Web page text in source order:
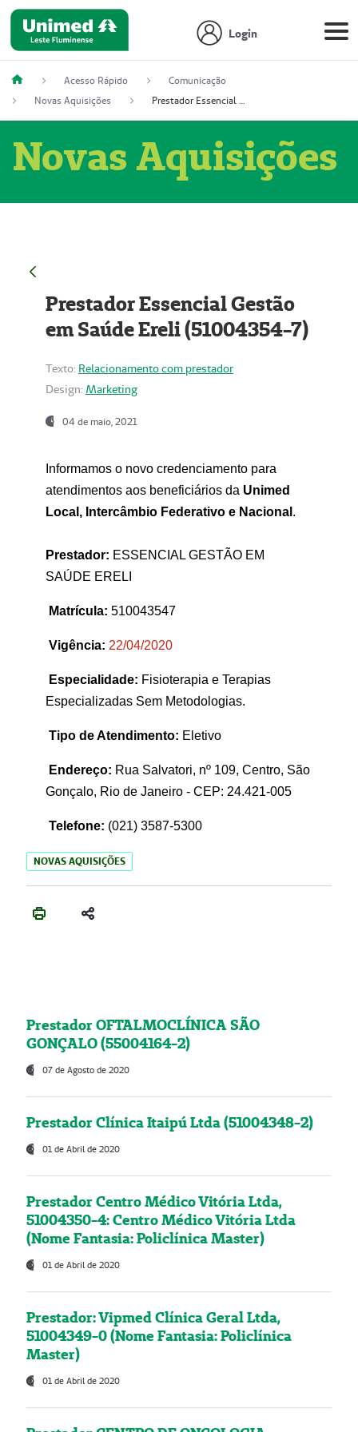
Login
Acesso Rápido
Comunicação
Novas Aquisições
Prestador Essencial Gestão em Saúde Ereli (51004354-7)
Novas Aquisições
Prestador Essencial Gestão
em Saúde Ereli (51004354-7)
Texto: Relacionamento com prestador
Design: Marketing
04 de maio, 2021
Informamos o novo credenciamento para
atendimentos aos beneficiários da Unimed
Local, Intercâmbio Federativo e Nacional .
Prestador: ESSENCIAL GESTÃO EM
SAÚDE ERELI
Matrícula: 510043547
Vigência: 22/04/2020
Especialidade: Fisioterapia e Terapias
Especializadas Sem Metodologias.
Tipo de Atendimento: Eletivo
Endereço: Rua Salvatori, nº 109, Centro, São
Gonçalo, Rio de Janeiro - CEP: 24.421-005
Telefone: (021) 3587-5300
NOVAS AQUISIÇÕES
Prestador OFTALMOCLÍNICA SÃO
GONÇALO (55004164-2)
07 de Agosto de 2020
Prestador Clínica Itaipú Ltda (51004348-2)
01 de Abril de 2020
Prestador Centro Médico Vitória Ltda,
51004350-4: Centro Médico Vitória Ltda
(Nome Fantasia: Policlínica Master)
01 de Abril de 2020
Prestador: Vipmed Clínica Geral Ltda,
51004349-0 (Nome Fantasia: Policlínica
Master)
01 de Abril de 2020